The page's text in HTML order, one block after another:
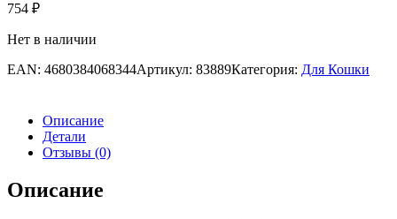
754 ₽
Нет в наличии
EAN: 4680384068344Артикул: 83889Категория: Для Кошки
Описание
Детали
Отзывы (0)
Описание